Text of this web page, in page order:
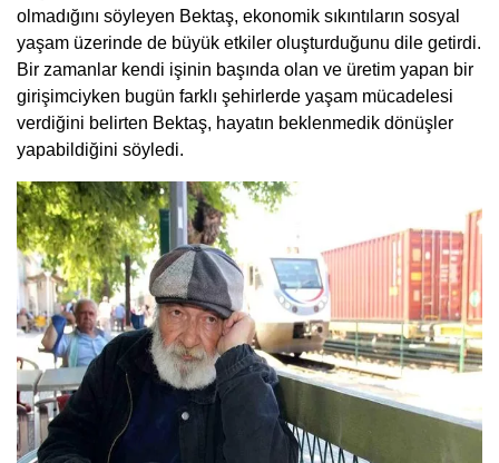
olmadığını söyleyen Bektaş, ekonomik sıkıntıların sosyal
yaşam üzerinde de büyük etkiler oluşturduğunu dile getirdi.
Bir zamanlar kendi işinin başında olan ve üretim yapan bir
girişimciyken bugün farklı şehirlerde yaşam mücadelesi
verdiğini belirten Bektaş, hayatın beklenmedik dönüşler
yapabildiğini söyledi.